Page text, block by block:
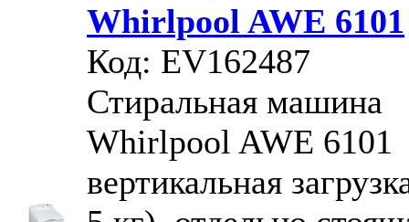
Whirlpool AWE 6101
Код: EV162487
Стиральная машина
Whirlpool AWE 6101
вертикальная